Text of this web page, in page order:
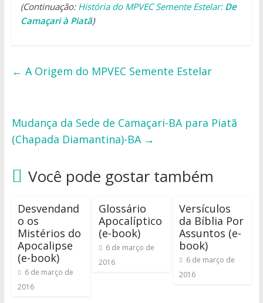
(Continuação: História do MPVEC Semente Estelar: De
Camaçari à Piatã)
← A Origem do MPVEC Semente Estelar
Mudança da Sede de Camaçari-BA para Piatã
(Chapada Diamantina)-BA →
Você pode gostar também
Desvendand
o os
Mistérios do
Apocalipse
(e-book)
6 de março de
2016
Glossário
Apocalíptico
(e-book)
6 de março de
2016
Versículos
da Bíblia Por
Assuntos (e-
book)
6 de março de
2016